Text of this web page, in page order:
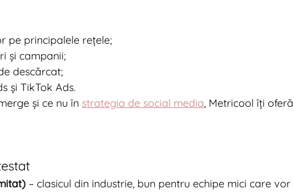
pe principalele rețele;
și campanii;
descărcat;
și TikTok Ads.
și ce nu în strategia de social media, Metricool îți oferă
– clasicul din industrie, bun pentru echipe mici care vor